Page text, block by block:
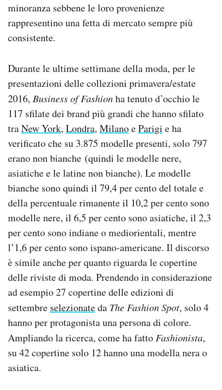
minoranza sebbene le loro provenienze
rappresentino una fetta di mercato sempre più
consistente.
Durante le ultime settimane della moda, per le
presentazioni delle collezioni primavera/estate
2016, Business of Fashionha tenuto d’occhio le
117 sfilate dei brand più grandi che hanno sfilato
traNew York, Londra, MilanoeParigi e ha
verificato che su 3.875 modelle presenti, solo 797
erano non bianche (quindi le modelle nere,
asiatiche e le latine non bianche). Le modelle
bianche sono quindi il 79,4 per cento del totale e
della percentuale rimanente il 10,2 per cento sono
modelle nere, il 6,5 per cento sono asiatiche, il 2,3
per cento sono indiane o mediorientali, mentre
l’1,6 per cento sono ispano-americane. Il discorso
è simile anche per quanto riguarda le copertine
delle riviste di moda. Prendendo in considerazione
ad esempio 27 copertine delle edizioni di
settembre selezionateda The Fashion Spot, solo 4
hanno per protagonista una persona di colore.
Ampliando la ricerca, come ha fatto Fashionista,
su 42 copertine solo 12 hanno una modella nera o
asiatica.